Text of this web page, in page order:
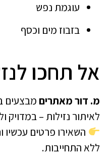
עוגמת נפש
בזבוז מים וכסף
אל תחכו
מ. דור מאתריםמבצעים
לאיתור נזילות – במדויק
השאירו פרטים עכשיו
ללא התחייבות.